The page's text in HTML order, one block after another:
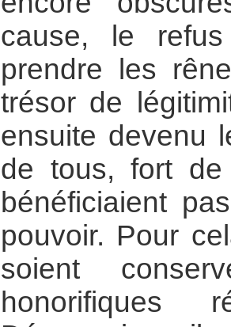
cause, le
prendre les
trésor de
ensuite devenu
de tous, fort
bénéficiaient
pouvoir. Pour
soient
honorifiques